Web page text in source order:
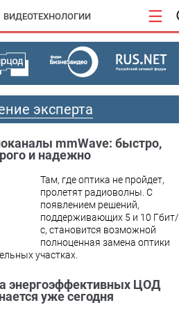
ВИДЕОТЕХНОЛОГИИ
эксперта
mmWave: быстро,
и надежно
Там, где оптика не пройдет,
пролетят радиоволны. С
появлением решений,
поддерживающих 5 и 10 Гбит/
с, становится возможной
полноценная замена оптики
участках.
энергоэффективных ЦОД
уже сегодня